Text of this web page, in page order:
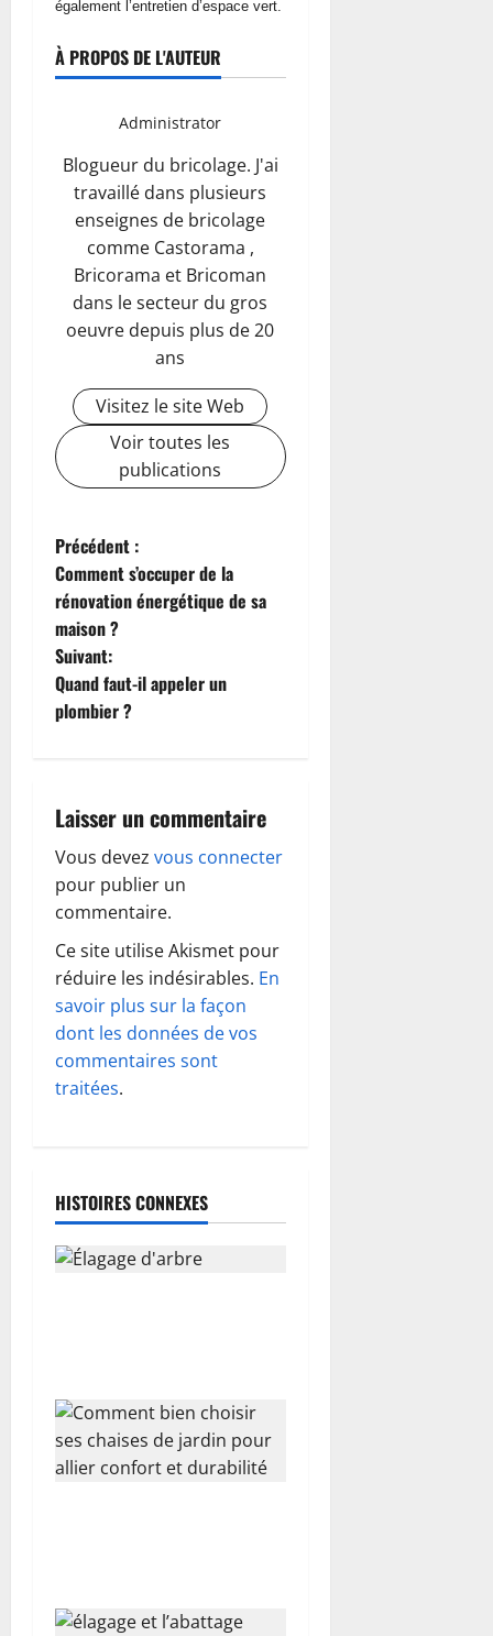
également l’entretien d’espace vert.
À PROPOS DE L'AUTEUR
Administrator
Blogueur du bricolage. J'ai
travaillé dans plusieurs
enseignes de bricolage
comme Castorama ,
Bricorama et Bricoman
dans le secteur du gros
oeuvre depuis plus de 20
ans
Visitez le site Web
Voir toutes les
publications
N
a
v
i
g
t
i
o
n
d
’
a
t
i
Précédent :
Comment s’occuper de la
rénovation énergétique de sa
maison ?
Suivant:
Quand faut-il appeler un
plombier ?
Laisser un commentaire
Vous devez vous connecter
pour publier un
commentaire.
Ce site utilise Akismet pour
réduire les indésirables. En
savoir plus sur la façon
dont les données de vos
commentaires sont
traitées.
HISTOIRES CONNEXES